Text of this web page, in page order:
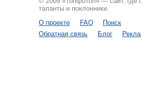
таланты и поклонники.
О проекте
FAQ
Поиск
Обратная связь
Блог